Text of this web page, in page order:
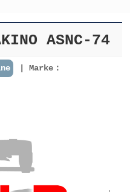
ASNC-74
Marke：